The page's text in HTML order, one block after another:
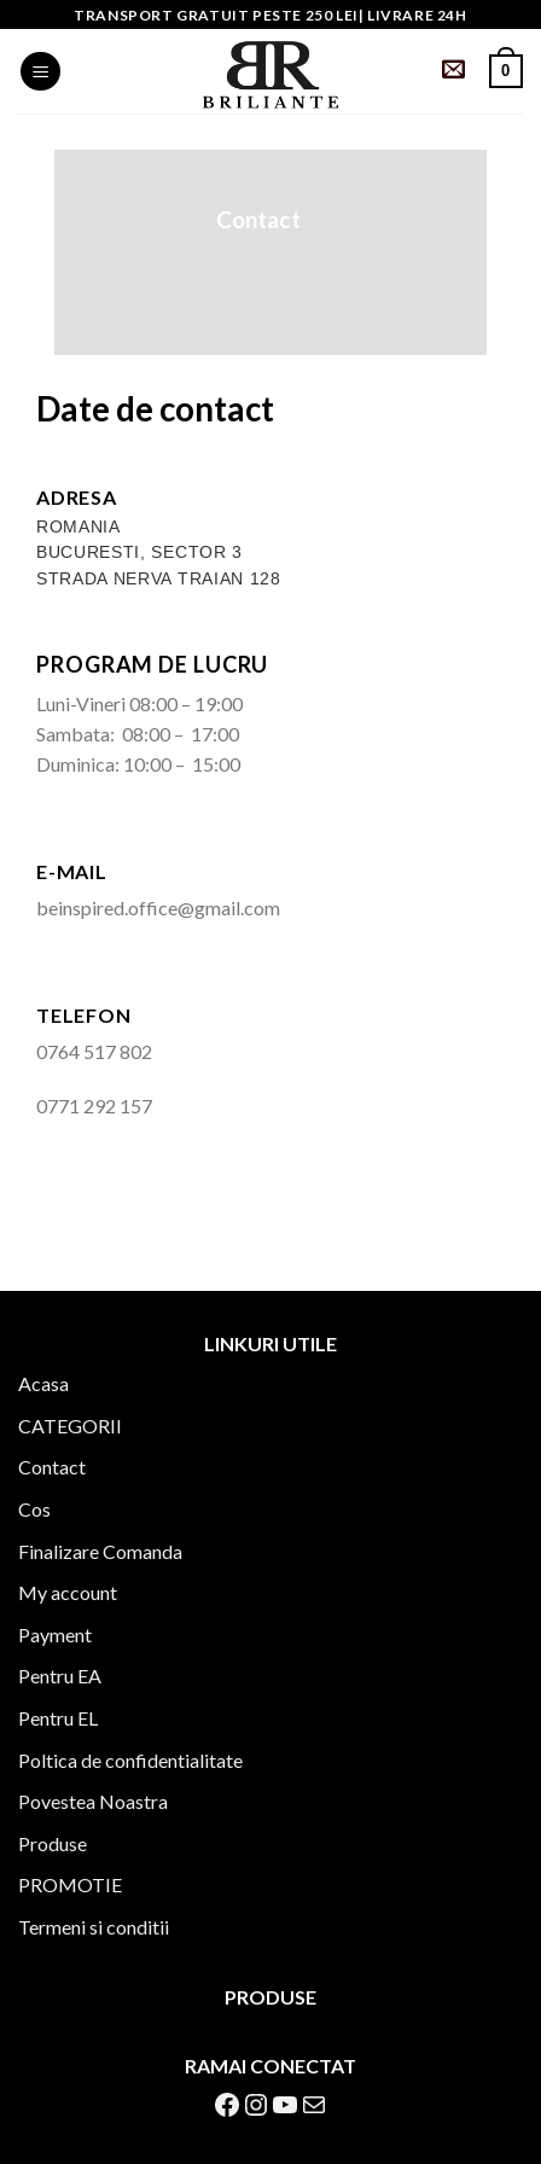
content
TRANSPORT GRATUIT PESTE 250 LEI| LIVRARE 24H
0
Contact
Date de contact
ADRESA
ROMANIA
BUCURESTI, SECTOR 3
STRADA NERVA TRAIAN 128
PROGRAM DE LUCRU
Luni-Vineri 08:00 – 19:00
Sambata: 08:00 – 17:00
Duminica: 10:00 – 15:00
E-MAIL
beinspired.office@gmail.com
TELEFON
0764 517 802
0771 292 157
LINKURI UTILE
Acasa
CATEGORII
Contact
Cos
Finalizare Comanda
My account
Payment
Pentru EA
Pentru EL
Poltica de confidentialitate
Povestea Noastra
Produse
PROMOTIE
Termeni si conditii
PRODUSE
RAMAI CONECTAT
Facebook Instagram YouTube Mail